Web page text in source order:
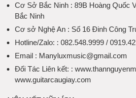
Cơ Sở Bắc Ninh : 89B Hoàng Quốc
Bắc Ninh
Cơ sở Nghệ An : Số 16 Đinh Công
Hotline/Zalo: : 082.548.9999 /
Email : Manyluxmusic@gmail.com
Đối Tác Liên kết: :
www.guitarcaugiay.com